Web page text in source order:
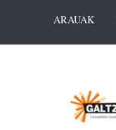
ARAUAK